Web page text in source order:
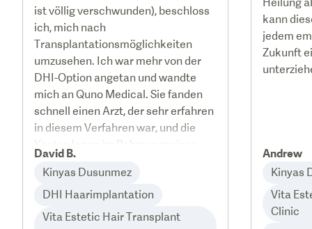
ist völlig verschwunden), beschloss
ich, mich nach
Transplantationsmöglichkeiten
umzusehen. Ich war mehr von der
DHI-Option angetan und wandte
mich an Quno Medical. Sie fanden
schnell einen Arzt, der sehr erfahren
in diesem Verfahren war, und die
Kosten lagen im Rahmen meines
Budgets, so dass ich mich
entschloss, es zu tun. Quno
arrangierte alle Transfers zwischen
Flughafen, Krankenhaus und Hotel,
David B.
Kinyas Dusunmez
DHI Haarimplantation
Vita Estetic Hair Transplant
kann
jedem
Zukunft
Andrew
Kinyas
Vita
Clinic